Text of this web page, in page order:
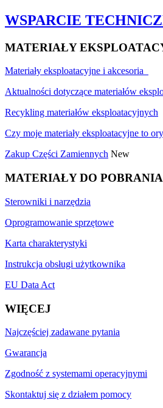
WSPARCIE
MATERIAŁY
Materiały eksploatacyjne i akcesoria
Aktualności dotyczące materiałów
Recykling materiałów eksploatacyjnych
Czy moje materiały eksploatacyjne to
Zakup Części Zamiennych New
MATERIAŁY DO POBRANIA
Sterowniki i narzędzia
Oprogramowanie sprzętowe
Karta charakterystyki
Instrukcja obsługi użytkownika
EU Data Act
WIĘCEJ
Najczęściej zadawane pytania
Gwarancja
Zgodność z systemami operacyjnymi
Skontaktuj się z działem pomocy